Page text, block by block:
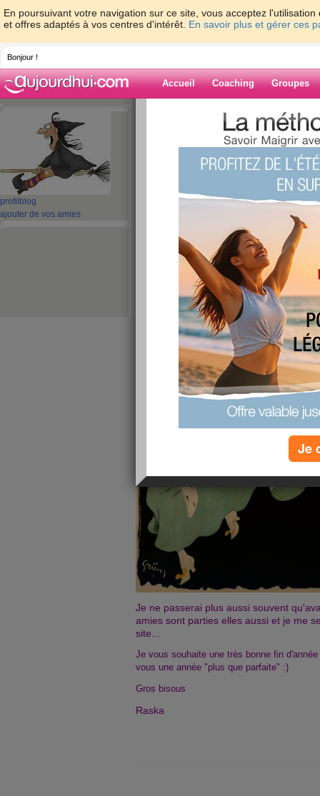
En poursuivant votre navigation sur ce site, vous acceptez
et offres adaptés à vos centres d'intérêt. En savoir plus et gérer ces
Bonjour !
Accueil Coaching Groupes
profil blog
ajouter de vos amies
> > Ceci est...
Blog de Raska
Ceci est...
mon dernier blog de l'année...et sans
Je ne passerai plus aussi souvent
amies sont parties elles aussi et je me
site...
Je vous souhaite une très bonne fin
vous une année "plus que parfaite" :)
Gros bisous
Raska
Je